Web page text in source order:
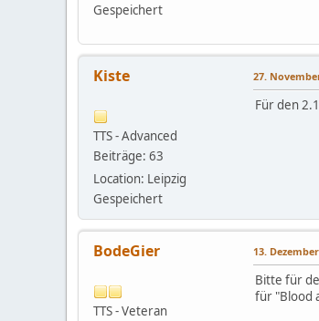
Gespeichert
Kiste
TTS - Advanced
Beiträge: 63
Location: Leipzig
Gespeichert
27.
Für den
BodeGier
TTS - Veteran
13.
Bitte für
für "Blood